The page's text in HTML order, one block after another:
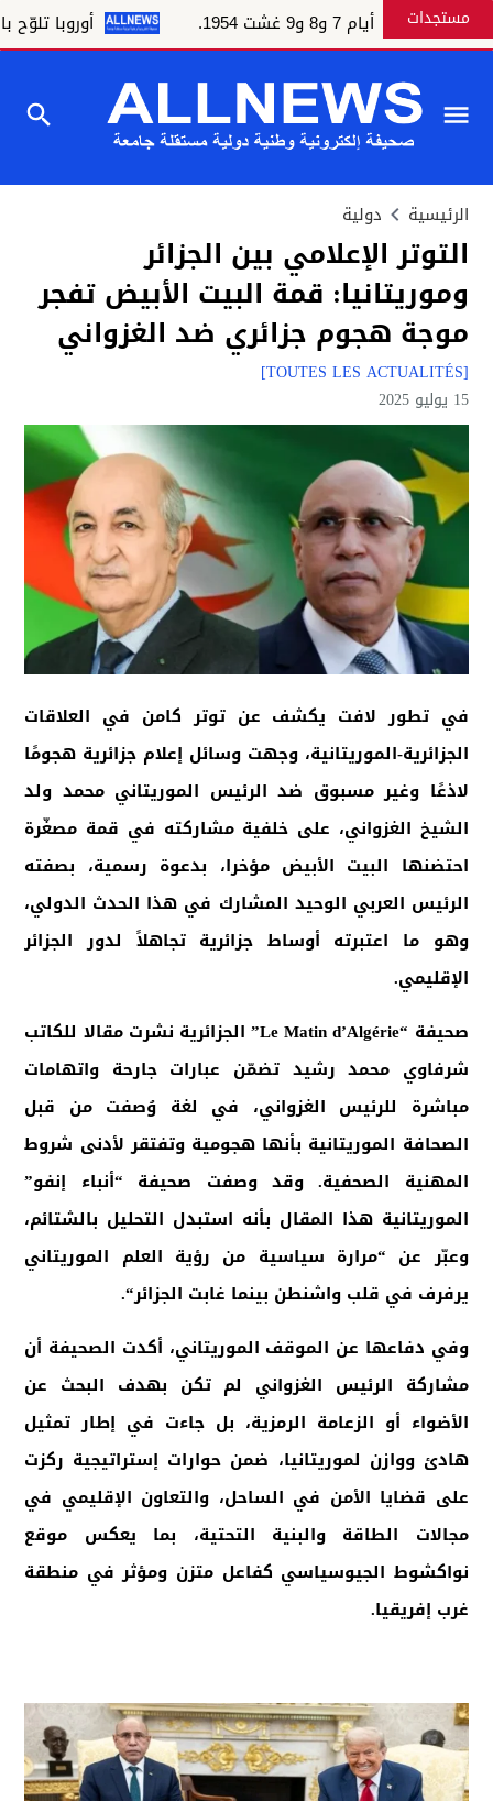
مستجدات
و8 و9 غشت 1954. أوروبا تلوّح
الرئيسية دولية
التوتر الإعلامي بين الجزائر
وموريتانيا: قمة البيت الأبيض تفجر
موجة هجوم جزائري ضد الغزواني
[TOUTES LES ACTUALITÉS]
15 يوليو 2025
في تطور لافت يكشف عن توتر كامن في العلاقات
الجزائرية-الموريتانية، وجهت وسائل إعلام جزائرية هجومًا
لاذعًا وغير مسبوق ضد الرئيس الموريتاني محمد ولد
الشيخ الغزواني، على خلفية مشاركته في قمة مصغّرة
احتضنها البيت الأبيض مؤخرا، بدعوة رسمية، بصفته
الرئيس العربي الوحيد المشارك في هذا الحدث الدولي،
وهو ما اعتبرته أوساط جزائرية تجاهلاً لدور الجزائر
الإقليمي.
صحيفة “Le Matin d’Algérie”
الجزائرية نشرت مقالا للكاتب
شرفاوي محمد رشيد تضمّن عبارات جارحة واتهامات
مباشرة للرئيس الغزواني، في لغة وُصفت من قبل
الصحافة الموريتانية بأنها هجومية وتفتقر لأدنى شروط
المهنية الصحفية. وقد وصفت صحيفة “أنباء إنفو”
الموريتانية هذا المقال بأنه استبدل التحليل بالشتائم،
وعبّر عن “مرارة سياسية من رؤية العلم الموريتاني
يرفرف في قلب واشنطن بينما غابت الجزائر“.
وفي دفاعها عن الموقف الموريتاني، أكدت الصحيفة أن
مشاركة الرئيس الغزواني لم تكن بهدف البحث عن
الأضواء أو الزعامة الرمزية، بل جاءت في إطار تمثيل
هادئ ووازن لموريتانيا، ضمن حوارات إستراتيجية ركزت
على قضايا الأمن في الساحل، والتعاون الإقليمي في
مجالات الطاقة والبنية التحتية، بما يعكس موقع
نواكشوط الجيوسياسي كفاعل متزن ومؤثر في منطقة
غرب إفريقيا.